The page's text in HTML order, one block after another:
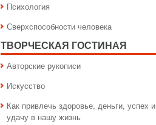
Психология
Сверхспособности человека
ТВОРЧЕСКАЯ ГОСТИНАЯ
Авторские рукописи
Искусство
Как привлечь здоровье, деньги, успех и
удачу в нашу жизнь